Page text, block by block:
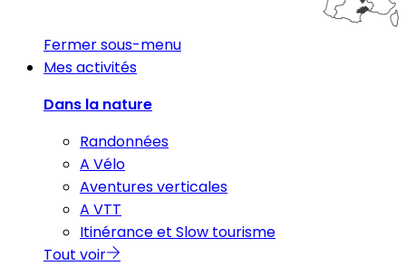
Fermer sous-menu
Mes activités
Dans la nature
Randonnées
A Vélo
Aventures verticales
A VTT
Itinérance et Slow tourisme
Tout voir